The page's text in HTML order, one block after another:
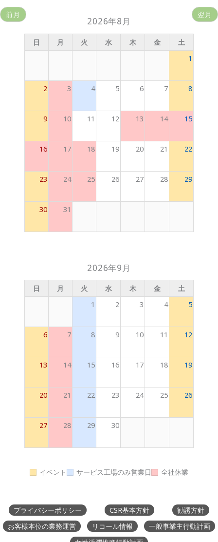
前月 翌月
2026年8月
日 月 火 水 木 金 土
1
2 3 4 5 6 7 8
9 10 11 12 13 14 15
16 17 18 19 20 21 22
23 24 25 26 27 28 29
30 31
2026年9月
日 月 火 水 木 金 土
1 2 3 4 5
6 7 8 9 10 11 12
13 14 15 16 17 18 19
20 21 22 23 24 25 26
27 28 29 30
イベント サービス工場のみ営業日 全社休業
プライバシーポリシー CSR基本方針
勧誘方針
お客様本位の業務運営
リコール情報
一般事業主行動計画